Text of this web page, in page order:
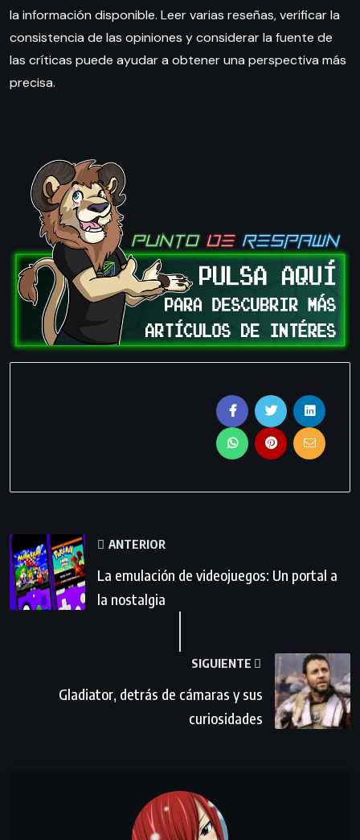
la información disponible. Leer varias reseñas, verificar la
consistencia de las opiniones y considerar la fuente de
las críticas puede ayudar a obtener una perspectiva más
precisa.
ANTERIOR
La emulación de videojuegos: Un portal a
la nostalgia
SIGUIENTE
Gladiator, detrás de cámaras y sus
curiosidades